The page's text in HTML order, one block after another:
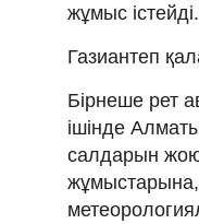
жұмыс істейді.
Газиантеп
Бірнеше рет
ішінде
салдарын